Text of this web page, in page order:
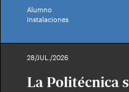
Alumno
Instalaciones
28/JUL./2026
La Politécnica